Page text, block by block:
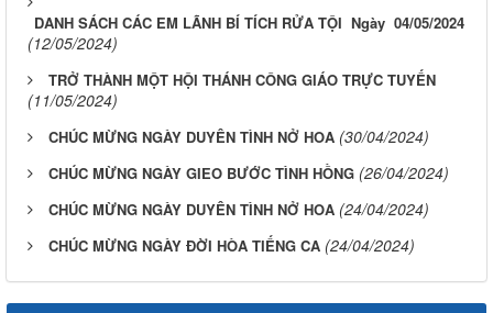
DANH SÁCH CÁC EM LÃNH BÍ TÍCH RỬA TỘI Ngày 04/05/2024
(12/05/2024)
TRỞ THÀNH MỘT HỘI THÁNH CÔNG GIÁO TRỰC TUYẾN
(11/05/2024)
CHÚC MỪNG NGÀY DUYÊN TÌNH NỞ HOA (30/04/2024)
CHÚC MỪNG NGÀY GIEO BƯỚC TÌNH HỒNG (26/04/2024)
CHÚC MỪNG NGÀY DUYÊN TÌNH NỞ HOA (24/04/2024)
CHÚC MỪNG NGÀY ĐỜI HÒA TIẾNG CA (24/04/2024)